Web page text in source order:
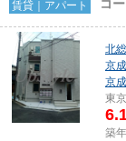
賃貸｜アパート コ
北
京
京
東
築